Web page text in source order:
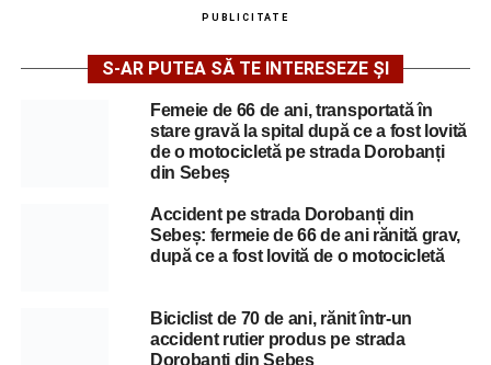
PUBLICITATE
S-AR PUTEA SĂ TE INTERESEZE ȘI
Femeie de 66 de ani, transportată în
stare gravă la spital după ce a fost lovită
de o motocicletă pe strada Dorobanți
din Sebeș
Accident pe strada Dorobanți din
Sebeș: fermeie de 66 de ani rănită grav,
după ce a fost lovită de o motocicletă
Biciclist de 70 de ani, rănit într-un
accident rutier produs pe strada
Dorobanți din Sebeș